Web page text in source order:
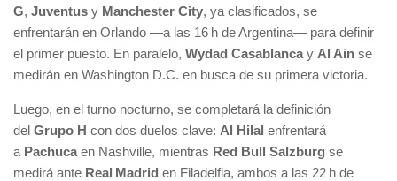
G, Juventus y Manchester City, ya clasificados, se
enfrentarán en Orlando —a las 16 h de Argentina— para definir
el primer puesto. En paralelo, Wydad Casablanca y Al Ain se
medirán en Washington D.C. en busca de su primera victoria.
Luego, en el turno nocturno, se completará la definición
del Grupo H con dos duelos clave: Al Hilal enfrentará
a Pachuca en Nashville, mientras Red Bull Salzburg se
medirá ante Real Madrid en Filadelfia, ambos a las 22 h de